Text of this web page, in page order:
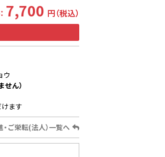
7,700 円（税込）
ウ
ん）
ます
・ご栄転(法人）一覧へ